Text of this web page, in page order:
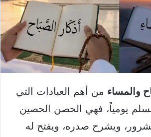
والمساء من أهم العبادات التي
يومياً، فهي الحصن الحصين
ويشرح صدره، ويفتح له